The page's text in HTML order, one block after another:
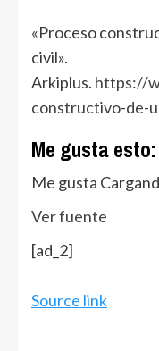
«Proceso
civil».
Arkiplus. https://
constructivo-de-
Me gusta esto:
Me gusta
Ver fuente
[ad_2]
Source link